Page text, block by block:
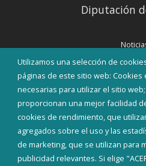
Utilizamos una selección de
páginas de este sitio web: Cookies
necesarias para utilizar el sitio
proporcionan una mejor facilidad
cookies de rendimiento, que
agregados sobre el uso y las
de marketing, que se utilizan para
publicidad relevantes. Si elige
Diputación
Corporación
Teléfonos
INICIAR
MAPA